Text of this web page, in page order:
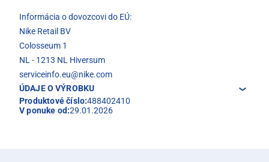
Informácia o dovozcovi do EÚ:
Nike Retail BV
Colosseum 1
NL - 1213 NL Hiversum
serviceinfo.eu@nike.com
ÚDAJE O VÝROBKU
Produktové číslo:488402410
V ponuke od:29.01.2026